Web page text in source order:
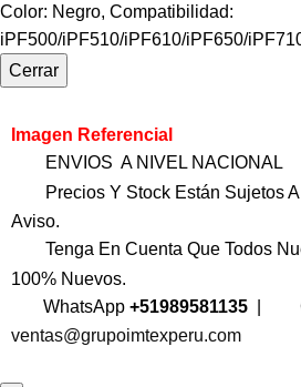
Color: Negro, Compatibilidad:
iPF500/iPF510/iPF610/iPF650/
Imagen Referencial
ENVIOS A NIVEL NACIONAL
Precios Y Stock Están Sujetos
Aviso.
Tenga En Cuenta Que Todos
100% Nuevos.
WhatsApp +51989581135
ventas@grupoimtexperu.com